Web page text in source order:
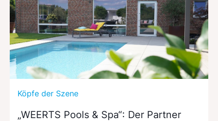
Köpfe der Szene
„WEERTS Pools & Spa“: Der Partner